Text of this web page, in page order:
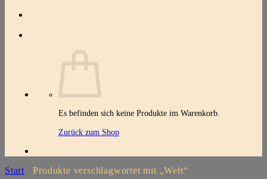
Es befinden sich keine Produkte im Warenkorb.
Zurück zum Shop
Start Produkte verschlagwortet mit „Welt“